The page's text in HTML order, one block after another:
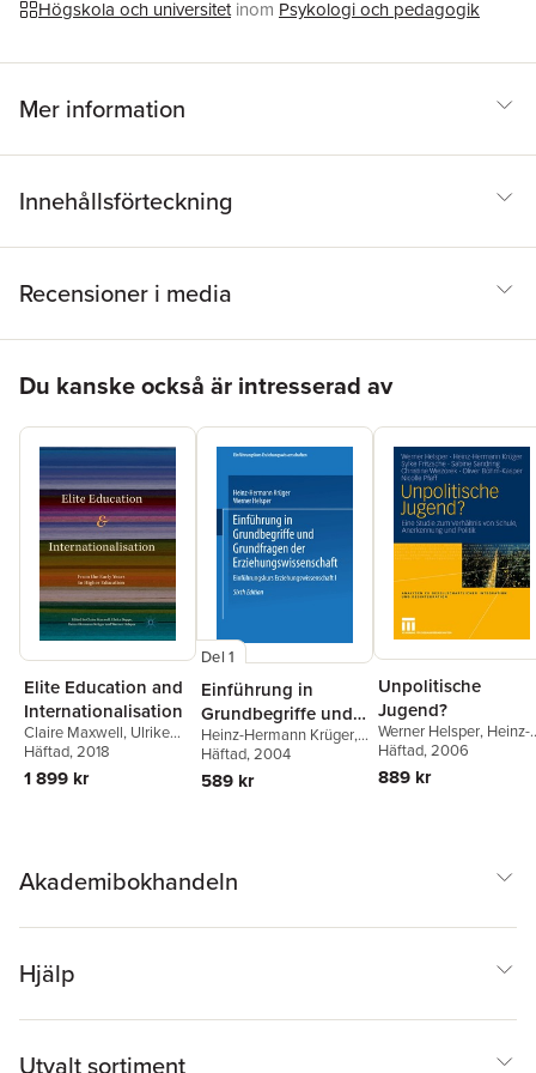
Högskola och universitet inom Psykologi och pedagogik
Mer information
Innehållsförteckning
Recensioner i media
Du kanske också är intresserad av
Elite Education and
Internationalisation
Claire Maxwell, Ulrike
Deppe,Heinz-Hermann
Krüger ,Werner Helsper
Häftad, 2018
1 899 kr
Del 1
Einführung in
Grundbegriffe und
Grundfragen der
Erziehungswissensc
haft
Heinz-Hermann Krüger,
Werner Helsper
Häftad, 2004
589 kr
Unpolitische
Jugend?
Werner Helsper, Heinz-
Hermann Krüger
Fritzsche
Sandring
Häftad, 2006
889 kr
Akademibokhandeln
Hjälp
Utvalt sortiment